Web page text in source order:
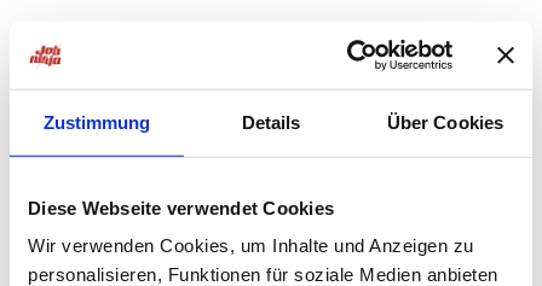
Zustimmung Details Über Cookies
Diese Webseite verwendet Cookies
Wir verwenden Cookies, um Inhalte und Anzeigen zu
personalisieren, Funktionen für soziale Medien anbieten